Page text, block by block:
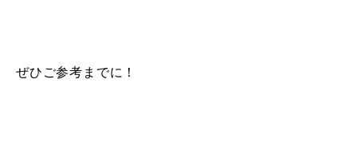
ぜひご参考までに！